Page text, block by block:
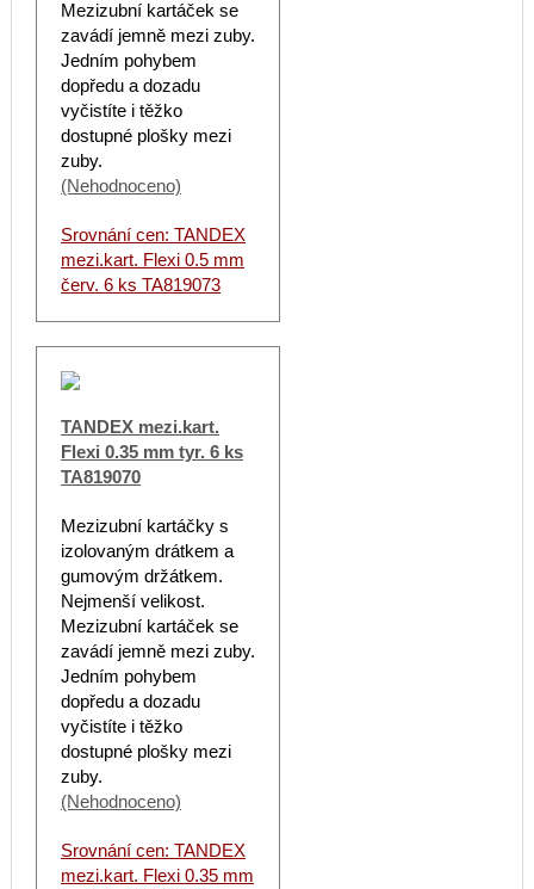
Mezizubní kartáček se
zavádí jemně mezi zuby.
Jedním pohybem
dopředu a dozadu
vyčistíte i těžko
dostupné plošky mezi
zuby.
(Nehodnoceno)
Srovnání cen: TANDEX
mezi.kart. Flexi 0.5 mm
červ. 6 ks TA819073
TANDEX mezi.kart.
Flexi 0.35 mm tyr. 6 ks
TA819070
Mezizubní kartáčky s
izolovaným drátkem a
gumovým držátkem.
Nejmenší velikost.
Mezizubní kartáček se
zavádí jemně mezi zuby.
Jedním pohybem
dopředu a dozadu
vyčistíte i těžko
dostupné plošky mezi
zuby.
(Nehodnoceno)
Srovnání cen: TANDEX
mezi.kart. Flexi 0.35 mm